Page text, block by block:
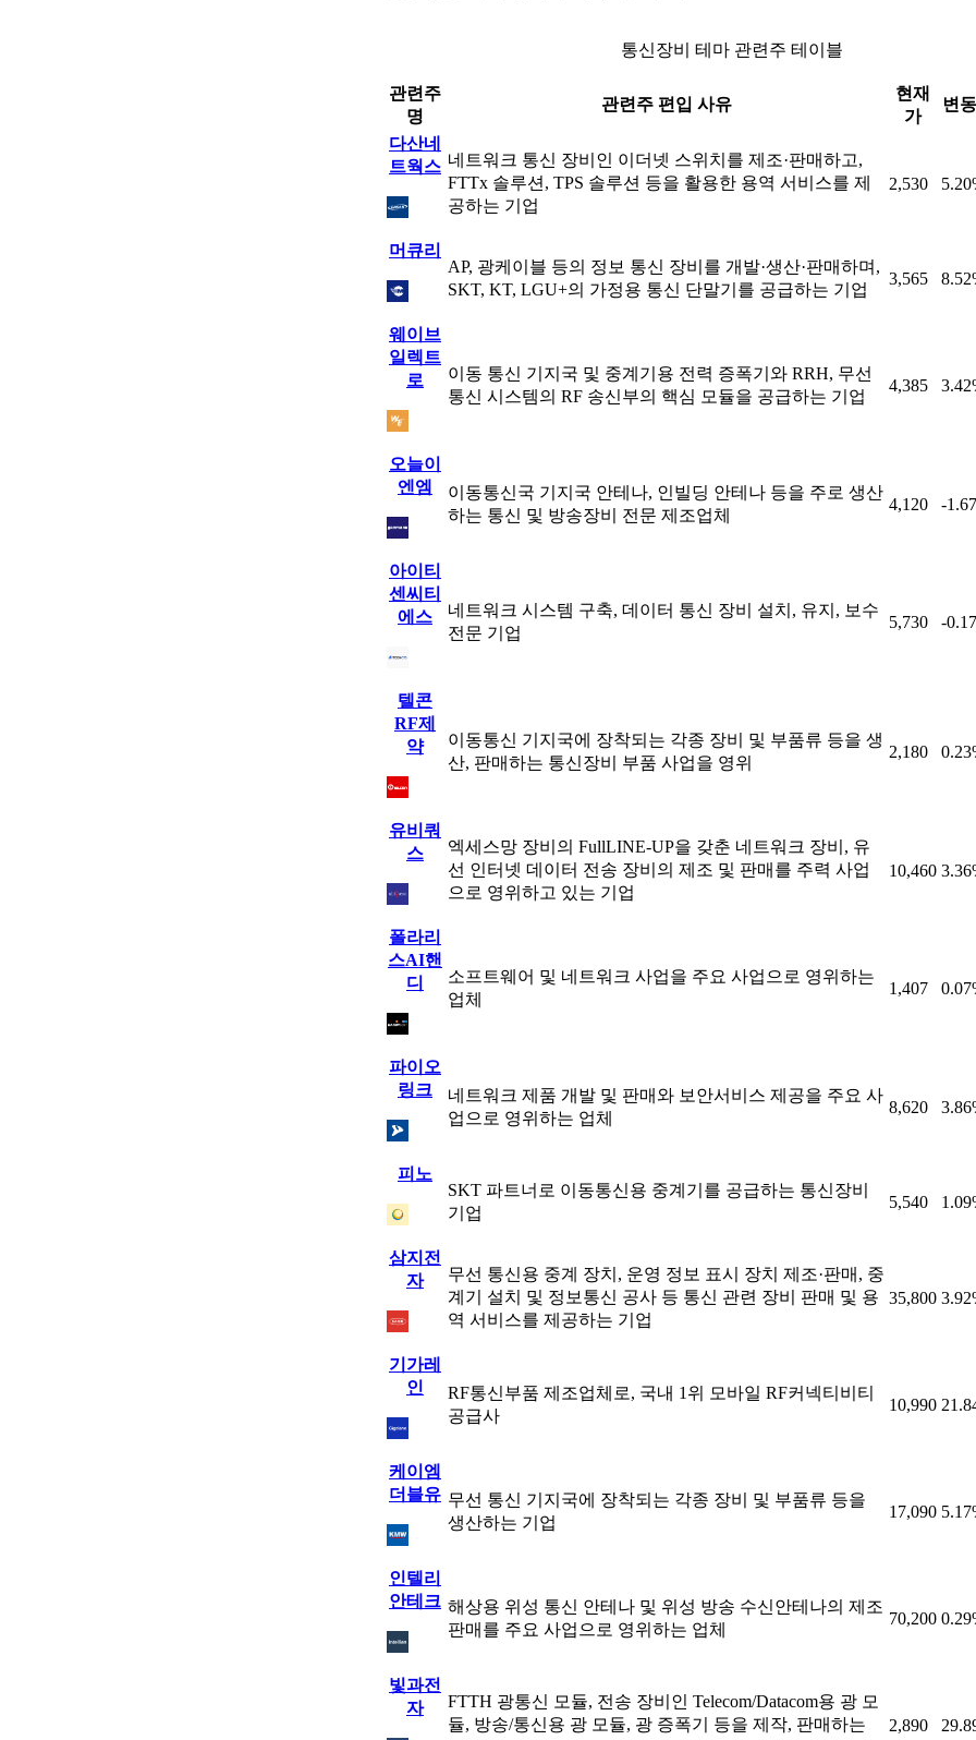
통신장비 테마 관련주 테이블
관련주
명
관련주 편입 사유
현재
가
변
다산네
트웍스 네트워크 통신 장비인 이더넷 스위치를 제조·판매하고,
FTTx 솔루션, TPS 솔루션 등을 활용한 용역 서비스를 제
공하는 기업
2,530
머큐리
AP, 광케이블 등의 정보 통신 장비를 개발·생산·판매하며,
SKT, KT, LGU+의 가정용 통신 단말기를 공급하는 기업
3,565
웨이브
일렉트
로
이동 통신 기지국 및 중계기용 전력 증폭기와 RRH, 무선
통신 시스템의 RF 송신부의 핵심 모듈을 공급하는 기업
4,385
오늘이
엔엠
이동통신국 기지국 안테나, 인빌딩 안테나 등을 주로 생산
하는 통신 및 방송장비 전문 제조업체
4,120 -
아이티
센씨티
에스
네트워크 시스템 구축, 데이터 통신 장비 설치, 유지, 보수
전문 기업
5,730 -
텔콘
RF제
약
이동통신 기지국에 장착되는 각종 장비 및 부품류 등을 생
산, 판매하는 통신장비 부품 사업을 영위
2,180
유비쿼
스
엑세스망 장비의 FullLINE-UP을 갖춘 네트워크 장비, 유
선 인터넷 데이터 전송 장비의 제조 및 판매를 주력 사업
으로 영위하고 있는 기업
10,460
폴라리
스AI핸
디
소프트웨어 및 네트워크 사업을 주요 사업으로 영위하는
업체
1,407
파이오
링크
네트워크 제품 개발 및 판매와 보안서비스 제공을 주요 사
업으로 영위하는 업체
8,620
피노
SKT 파트너로 이동통신용 중계기를 공급하는 통신장비
기업
5,540
삼지전
자
무선 통신용 중계 장치, 운영 정보 표시 장치 제조·판매, 중
계기 설치 및 정보통신 공사 등 통신 관련 장비 판매 및 용
역 서비스를 제공하는 기업
35,800
기가레
인
RF통신부품 제조업체로, 국내 1위 모바일 RF커넥티비티
공급사
10,990
케이엠
더블유 무선 통신 기지국에 장착되는 각종 장비 및 부품류 등을
생산하는 기업
17,090
인텔리
안테크 해상용 위성 통신 안테나 및 위성 방송 수신안테나의 제조
판매를 주요 사업으로 영위하는 업체
70,200
빛과전
자
FTTH 광통신 모듈, 전송 장비인 Telecom/Datacom용 광 모
듈, 방송/통신용 광 모듈, 광 증폭기 등을 제작, 판매하는
2,890